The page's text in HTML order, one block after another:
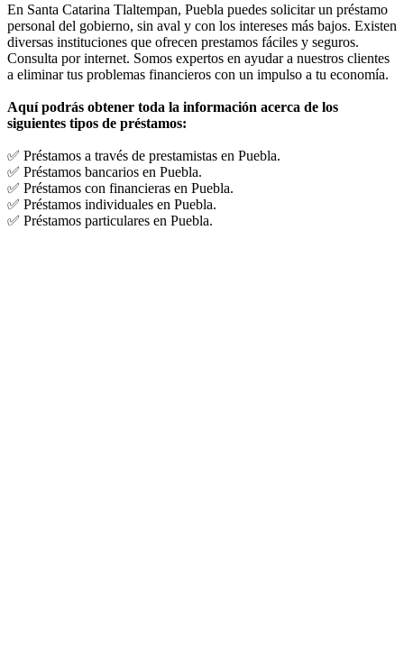
En Santa Catarina Tlaltempan, Puebla puedes solicitar un préstamo
personal del gobierno, sin aval y con los intereses más bajos. Existen
diversas instituciones que ofrecen prestamos fáciles y seguros.
Consulta por internet. Somos expertos en ayudar a nuestros clientes
a eliminar tus problemas financieros con un impulso a tu economía.
Aquí podrás obtener toda la información acerca de los
siguientes tipos de préstamos:
✅ Préstamos a través de prestamistas en Puebla.
✅ Préstamos bancarios en Puebla.
✅ Préstamos con financieras en Puebla.
✅ Préstamos individuales en Puebla.
✅ Préstamos particulares en Puebla.